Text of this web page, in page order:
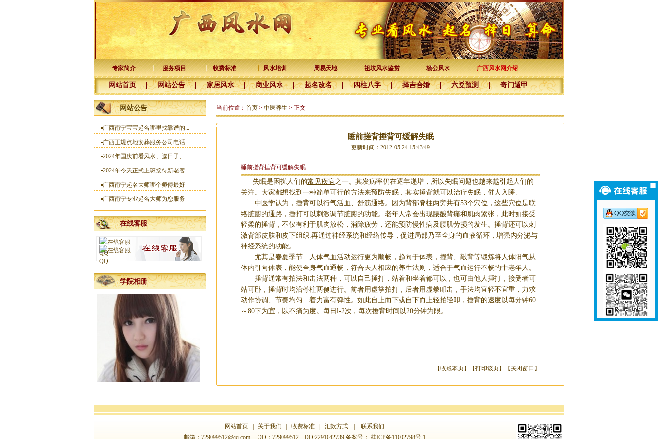
专家简介 服务项目 收费标准 风水培训 周易天地 祖坟风水鉴赏 杨公风水 广西风水网介绍
网站首页 网站公告 家居风水 商业风水 起名改名 四柱八字 择吉合婚 六爻预测 奇门遁甲
网站公告
南宁专业老牌起名大师杨易达为...
新年快乐，感谢新老客户十五年...
河池徐老板您交的预约点墓地定...
杨公风水培训班国庆节开班了
2025年元月1日前交定金看风水的...
广西杨公三元风水培训大师
一分预防大于十分治疗
梧州李福主宝宝名字已取好
杨易达大师2023年清明节前看风...
邀请函
公司开工吉日已发
杨易达风水大师服务项目
广西南宁老牌起名大师杨易达真...
南宁专业老牌起名大师杨易达为...
新年快乐，感谢新老客户十五年...
河池徐老板您交的预约点墓地定...
杨公风水培训班国庆节开班了
2025年元月1日前交定金看风水的...
广西杨公三元风水培训大师
在线客服
学院相册
当前位置： 首页 > 中医养生 > 正文
睡前搓背捶背可缓解失眠
更新时间：2012-05-24 15:43:49
睡前搓背捶背可缓解失眠
失眠是困扰人们的常见疾病之一。其发病率仍在逐年递增，所以失眠问题也越来越引起人们的
关注。大家都想找到一种简单可行的方法来预防失眠，其实捶背就可以治疗失眠，催人入睡。
中医学认为，捶背可以行气活血、舒筋通络。因为背部脊柱两旁共有53个穴位，这些穴位是联
络脏腑的通路，捶打可以刺激调节脏腑的功能。老年人常会出现腰酸背痛和肌肉紧张，此时如接受
轻柔的捶背，不仅有利于肌肉放松，消除疲劳，还能预防慢性病及腰肌劳损的发生。捶背还可以刺
激背部皮肤和皮下组织.再通过神经系统和经络传导，促进局部乃至全身的血液循环，增强内分泌与
神经系统的功能。
尤其是春夏季节，人体气血活动运行更为顺畅，趋向于体表，撞背、敲背等锻炼将人体阳气从
体内引向体表，能使全身气血通畅，符合天人相应的养生法则，适合于气血运行不畅的中老年人。
捶背通常有拍法和击法两种，可以自己捶打，站着和坐着都可以，也可由他人捶打，接受者可
站可卧，捶背时均沿脊柱两侧进行。前者用虚掌拍打，后者用虚拳叩击，手法均宜轻不宜重，力求
动作协调、节奏均匀，着力富有弹性。如此自上而下或自下而上轻拍轻叩，捶背的速度以每分钟60
～80下为宜，以不痛为度。每日l-2次，每次捶背时间以20分钟为限。
【收藏本页】【打印该页】【 关闭窗口 】
网站首页 关于我们 收费标准 汇款方式
联系我们
邮箱： 729099512@qq.comQQ：729099512 QQ:2291042739 备案号： 桂ICP备11002798号-1